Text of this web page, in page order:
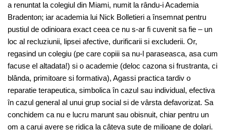
a renuntat la colegiul din Miami, numit la rându-i Academia
Bradenton; iar academia lui Nick Bolletieri a însemnat pentru
pustiul de odinioara exact ceea ce nu s-ar fi cuvenit sa fie – un
loc al recluziunii, lipsei afective, durificarii si excluderii. Or,
regasind un colegiu (pe care copiii sa nu-l paraseasca, asa cum
facuse el altadata!) si o academie (deloc cazona si frustranta, ci
blânda, primitoare si formativa), Agassi practica tardiv o
reparatie terapeutica, simbolica în cazul sau individual, efectiva
în cazul general al unui grup social si de vârsta defavorizat. Sa
conchidem ca nu e lucru marunt sau obisnuit, chiar pentru un
om a carui avere se ridica la câteva sute de milioane de dolari.